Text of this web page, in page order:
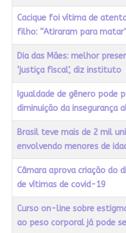
Cacique foi vítima de
filho: “Atiraram para
Dia das Mães: melhor
‘justiça fiscal’, diz instituto
Igualdade de gênero pode
diminuição da insegurança
Brasil teve mais de 2 mil
envolvendo menores de
Câmara aprova criação do
de vítimas de covid-19
Curso on-line sobre
ao peso corporal já pode